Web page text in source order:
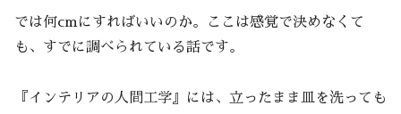
では何cmにすればいいのか。ここは感覚で決めなくて
も、すでに調べられている話です。
『インテリアの人間工学』には、立ったまま皿を洗っても